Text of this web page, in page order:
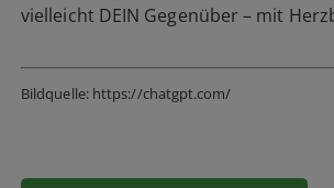
vielleicht DEIN Gegenüber – mit
Bildquelle: https://chatgpt.com/